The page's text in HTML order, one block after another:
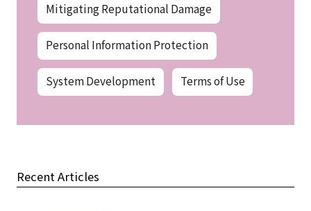
Mitigating Reputational Damage
Personal Information Protection
System Development Terms of Use
Recent Articles